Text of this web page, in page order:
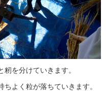
籾を分けていきます。
よく粒が落ちていきます。